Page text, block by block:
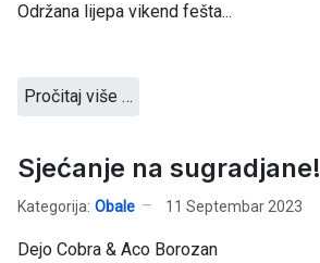
Održana lijepa vikend fešta...
Pročitaj više …
Sjećanje na sugradjane!
Kategorija: Obale 11 Septembar 2023
Dejo Cobra & Aco Borozan